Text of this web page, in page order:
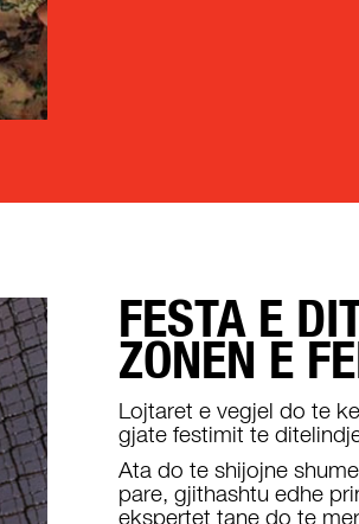
FESTA E
ZONEN E
Lojtaret e vegjel do te
gjate festimit te
Ata do te shijojne
pare, gjithashtu edhe
ekspertet tane do te